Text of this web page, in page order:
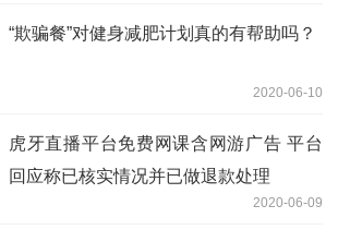
“欺骗餐”对健身减肥计划真的有帮助吗？
2020-06-10
虎牙直播平台免费网课含网游广告 平台
回应称已核实情况并已做退款处理
2020-06-09